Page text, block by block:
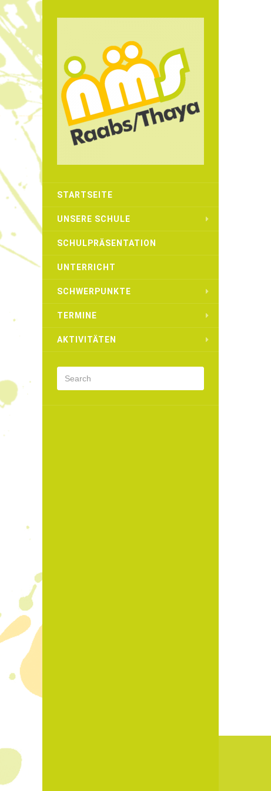
STARTSEITE
UNSERE SCHULE
SCHULPRÄSENTATION
UNTERRICHT
SCHWERPUNKTE
TERMINE
AKTIVITÄTEN